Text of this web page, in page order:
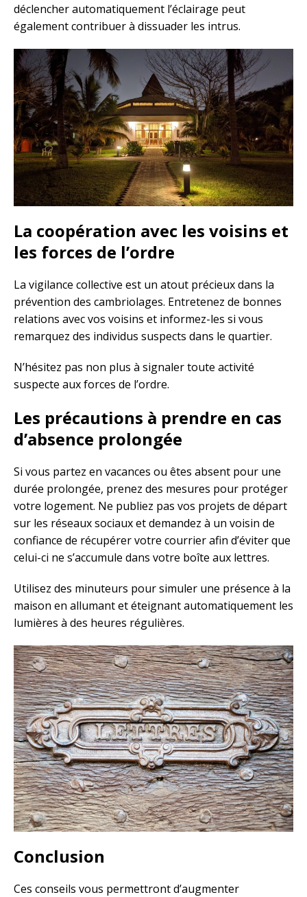
déclencher automatiquement l’éclairage peut
également contribuer à dissuader les intrus.
La coopération avec les voisins et
les forces de l’ordre
La vigilance collective est un atout précieux dans la
prévention des cambriolages. Entretenez de bonnes
relations avec vos voisins et informez-les si vous
remarquez des individus suspects dans le quartier.
N’hésitez pas non plus à signaler toute activité
suspecte aux forces de l’ordre.
Les précautions à prendre en cas
d’absence prolongée
Si vous partez en vacances ou êtes absent pour une
durée prolongée, prenez des mesures pour protéger
votre logement. Ne publiez pas vos projets de départ
sur les réseaux sociaux et demandez à un voisin de
confiance de récupérer votre courrier afin d’éviter que
celui-ci ne s’accumule dans votre boîte aux lettres.
Utilisez des minuteurs pour simuler une présence à la
maison en allumant et éteignant automatiquement les
lumières à des heures régulières.
Conclusion
Ces conseils vous permettront d’augmenter